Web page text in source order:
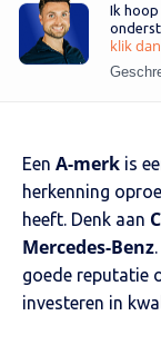
Ik
klik
Een A-merk is
herkenning
heeft. Denk aan
Mercedes-Benz
goede reputatie
investeren in